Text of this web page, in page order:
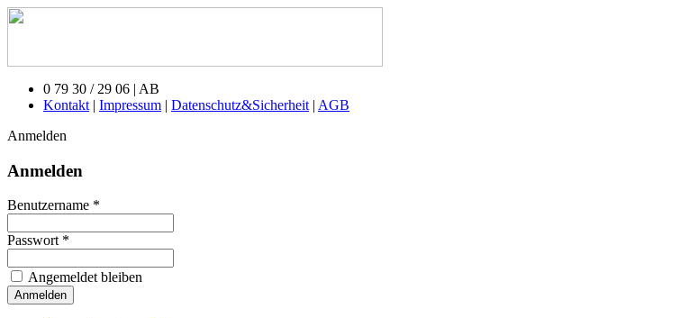
0 79 30 / 29 06 | AB
Kontakt | Impressum | Datenschutz&Sicherheit | AGB
Anmelden
Anmelden
Benutzername *
Passwort *
Angemeldet bleiben